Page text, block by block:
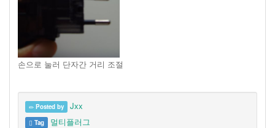
손으로 눌러 단자간 거리 조절
Posted by Jxx
Tag 멀티플러그